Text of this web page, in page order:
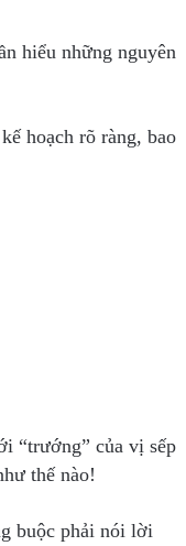
hiểu những nguyên
hoạch rõ ràng, bao
“trướng” của vị sếp
thế nào!
buộc phải nói lời